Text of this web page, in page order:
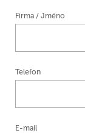
Firma / Jméno
Telefon
E-mail